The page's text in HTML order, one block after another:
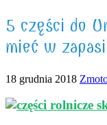
5 części do
mieć w
18 grudnia 2018